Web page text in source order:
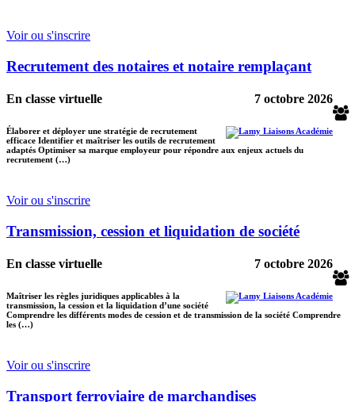
Voir ou s'inscrire
Recrutement des notaires et notaire remplaçant
En classe virtuelle 7 octobre 2026
Élaborer et déployer une stratégie de recrutement
efficace Identifier et maîtriser les outils de recrutement
adaptés Optimiser sa marque employeur pour répondre aux enjeux actuels du
recrutement (…)
Voir ou s'inscrire
Transmission, cession et liquidation de société
En classe virtuelle 7 octobre 2026
Maîtriser les règles juridiques applicables à la
transmission, la cession et la liquidation d’une société
Comprendre les différents modes de cession et de transmission de la société Comprendre
les (…)
Voir ou s'inscrire
Transport ferroviaire de marchandises